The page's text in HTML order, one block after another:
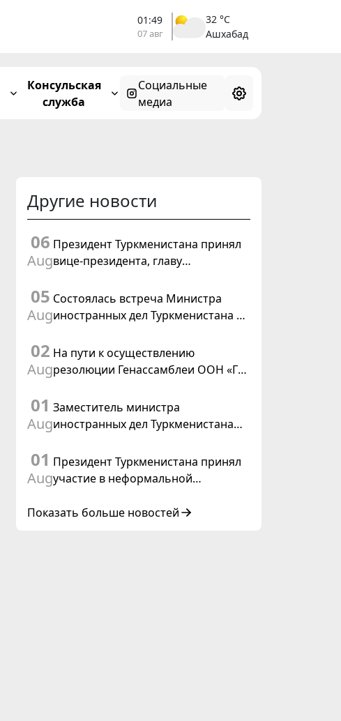
01:49
07 авг
32 °C
Ашхабад
Консульская
служба
Социальные
медиа
Другие новости
06
Aug
Президент Туркменистана принял
вице-президента, главу
иностранных дел Швейцарской
Конфедерации
05
Aug
Состоялась встреча Министра
иностранных дел Туркменистана с
02
Aug
На пути к осуществлению
резолюции Генассамблеи ООН «Год
инициированной Туркменистаном
01
Aug
Заместитель министра
иностранных дел Туркменистана
старших должностных лиц Форума
сотрудничества «Центральная
01
Aug
Президент Туркменистана принял
участие в неформальной
государств Центральной Азии и
Показать больше новостей